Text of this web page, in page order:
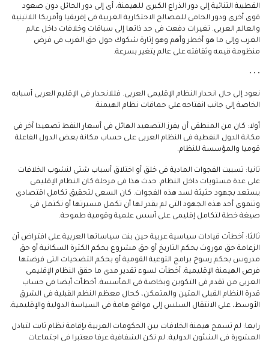
القطبية الثنائية إلى دور الذراع الكبرى للهيمنة، أى إلى دور الحائل دون صعود
قوى أخرى ودور الحامى للمصالح الاحتكارية الغربية فى إفريقيا وأمريكا اللاتينية
والعالم العربى. تغيرات دفعت فى حد ذاتها إلى سباقات وخلافات داخل عالم
الغرب وإلى ما هو أخطر وأهم وهو إثارة شكوك حول حق الغرب فى فرض
منظومة قيمه وثقافته على عالم يتغير بسرعة.
• • •
نعود إلى حال انحدار النظام الإقليمى العربى. فللانحدار فى الإقليم العربى أسبابه
الخاصة إلى جانب انفتاحه على حماقات نظام الهيمنة.
أولا: كان من المنطقى أن يفرز التصعيد الهائل فى أسعار النفط تصعيدا آخر فى
مكانة الدول النفطية فى النظام العربى على حساب مكانة بعض الدول الفاعلة
قوميا والمؤسسة للنظام.
ثانيا: تسببت الفجوات المادية فى خلق أو اختلاق أسباب شتى لنشوب الخلافات
على عدة مستويات داخل النظام. حدث هذا فى مرحلة كان النظام الإقليمى
يستعد بجهود حثيثة لسد هذه الفجوات. كان السعى لتحقيق تكامل اقتصادى
وتنموى أحد هذه الجهود التى لم يقدر لها أن تكمل مسيرتها أو تكتمل فى
صيغة خطة لتكامل إقليمى على أسس علمية وقومية طموحة.
ثالثا: أخطأت قيادات سياسية عربية حين بنت سياساتها العربية على افتراض أن
الزعامة حق موروث بحكم التاريخ أو حق مشروع بحكم الكثرة السكانية أو حق
مدروس بحكم رسوخ برامج التوعية القومية أو بحكم التضحيات التى فرضتها
فرص الهيمنة الإقليمية. أخطأت لسوء تقدير مدى ما حقق النظام الإقليمى
العربى من تقدم فى التكوين وبخاصة فى المأسسة. أخطأت أيضا فى حساب
قدرة النظام القبلى المتين والمتمكن، كحال معظم النظم القبلية فى الشرق
الأوسط، على الانتقال السلس إلى مواقع هامة فى السياسة الدولية والإقليمية.
رابعا: لم تسمح هيمنة الخلافات بين الحكومات العربية بإقامة نظام ثابت لتبادل
المشورة فى الشئون الدولية. لم تكن الشفافية عرفا معتبرا فى اجتماعات